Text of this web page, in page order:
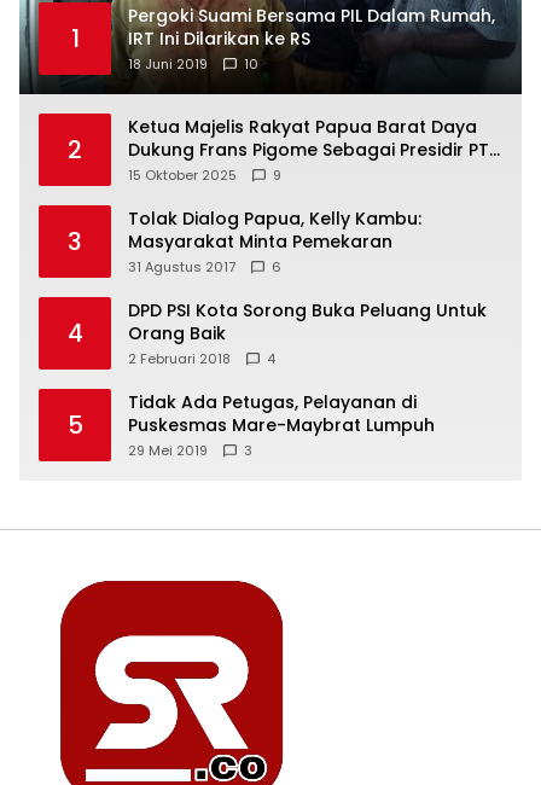
1
Pergoki Suami Bersama PIL Dalam Rumah,
IRT Ini Dilarikan ke RS
18 Juni 2019 10
2
Ketua Majelis Rakyat Papua Barat Daya
Dukung Frans Pigome Sebagai Presidir PT
Freeport Indonesia
15 Oktober 2025 9
3
Tolak Dialog Papua, Kelly Kambu:
Masyarakat Minta Pemekaran
31 Agustus 2017 6
4
DPD PSI Kota Sorong Buka Peluang Untuk
Orang Baik
2 Februari 2018 4
5
Tidak Ada Petugas, Pelayanan di
Puskesmas Mare-Maybrat Lumpuh
29 Mei 2019 3